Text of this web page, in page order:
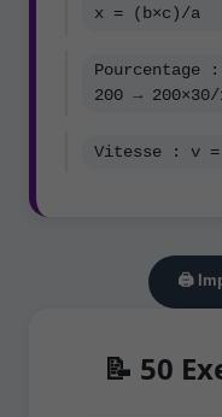
x = (b×c)/a
Pourcentage
200 →
Vitesse : v =
🖨️
📝 50